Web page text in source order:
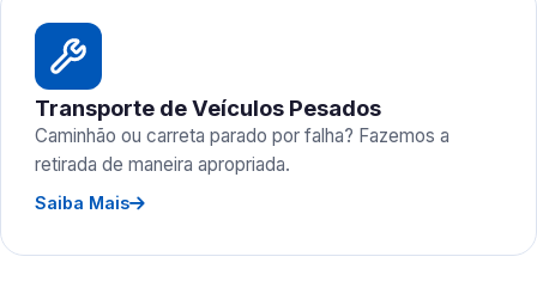
Transporte de Veículos Pesados
Caminhão ou carreta parado por falha? Fazemos a
retirada de maneira apropriada.
Saiba Mais